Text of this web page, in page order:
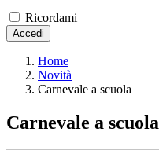
Ricordami
Accedi
Home
Novità
Carnevale a scuola
Carnevale a scuola